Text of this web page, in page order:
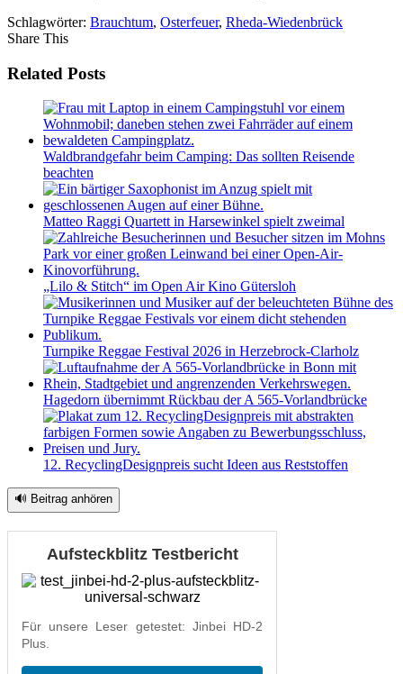
Schlagwörter: Brauchtum, Osterfeuer, Rheda-Wiedenbrück
Share This
Related Posts
Waldbrandgefahr beim Camping: Das sollten Reisende
beachten
Matteo Raggi Quartett in Harsewinkel spielt zweimal
„Lilo & Stitch“ im Open Air Kino Gütersloh
Turnpike Reggae Festival 2026 in Herzebrock-Clarholz
Hagedorn übernimmt Rückbau der A 565-Vorlandbrücke
12. RecyclingDesignpreis sucht Ideen aus Reststoffen
🔊 Beitrag anhören
Aufsteckblitz Testbericht
Für unsere Leser getestet: Jinbei HD-2
Plus.